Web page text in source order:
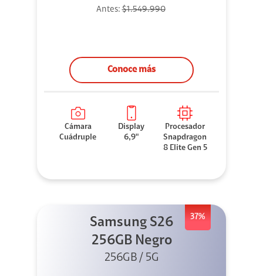
Antes:$1.549.990
Conoce más
Cámara
Cuádruple
Display
6,9"
Procesador
Snapdragon
8 Elite Gen 5
37%
Samsung S26
256GB Negro
256GB / 5G